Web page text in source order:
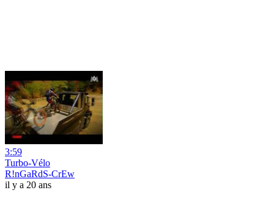
3:59
Turbo-Vélo
R!nGaRdS-CrEw
il y a 20 ans